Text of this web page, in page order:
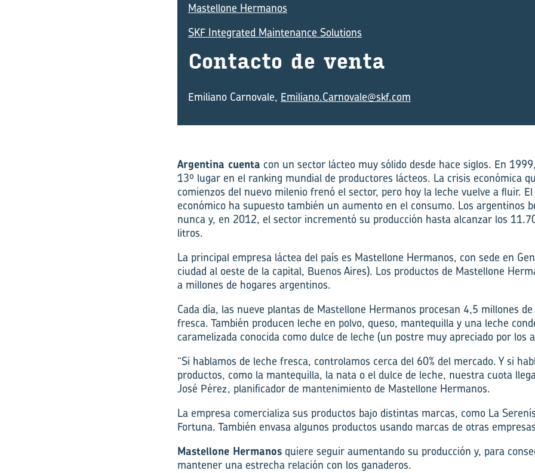
Mastellone Hermanos
SKF Integrated Maintenance Solutions
Con­tac­to de venta
Emiliano Carnovale, Emiliano.Carnovale@skf.com
Argentina cuenta con un sector lácteo muy sólido desde hace siglos. En
13º lugar en el ranking mundial de productores lácteos. La crisis económica
comienzos del nuevo milenio frenó el sector, pero hoy la leche vuelve a fluir.
económico ha supuesto también un aumento en el consumo. Los argentinos
nunca y, en 2012, el sector incrementó su producción hasta alcanzar los
litros.
La principal empresa láctea del país es Mastellone Hermanos, con sede en
ciudad al oeste de la capital, Buenos Aires). Los productos de Mastellone
a millones de hogares argentinos.
Cada día, las nueve plantas de Mastellone Hermanos procesan 4,5 millones
fresca. También producen leche en polvo, queso, mantequilla y una leche
caramelizada conocida como dulce de leche (un postre muy apreciado por los
“Si hablamos de leche fresca, controlamos cerca del 60% del mercado. Y si
productos, como la mantequilla, la nata o el dulce de leche, nuestra cuota
José Pérez, planificador de mantenimiento de Mastellone Hermanos.
La empresa comercializa sus productos bajo distintas marcas, como La
Fortuna. También envasa algunos productos usando marcas de otras
Mastellone Hermanos quiere seguir aumentando su producción y, para
mantener una estrecha relación con los ganaderos.